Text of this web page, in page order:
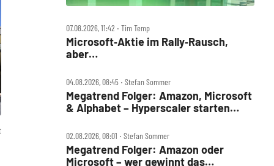
07.08.2026, 11:42 ‧ Tim Temp
Microsoft‑Aktie im Rally‑Rausch,
aber…
04.08.2026, 08:45 ‧ Stefan Sommer
Megatrend Folger: Amazon, Microsoft
& Alphabet – Hyperscaler starten
02.08.2026, 08:01 ‧ Stefan Sommer
Megatrend Folger: Amazon oder
Microsoft – wer gewinnt das